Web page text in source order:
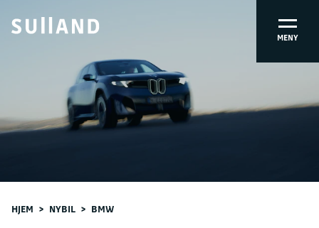
MENY
HJEM > NYBIL > BMW